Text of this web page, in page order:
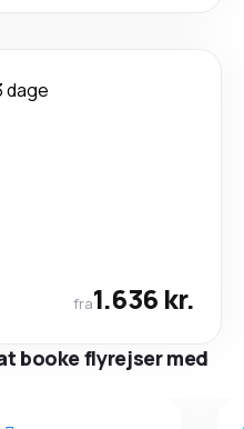
dage
fra1.636 kr.
booke flyrejser med